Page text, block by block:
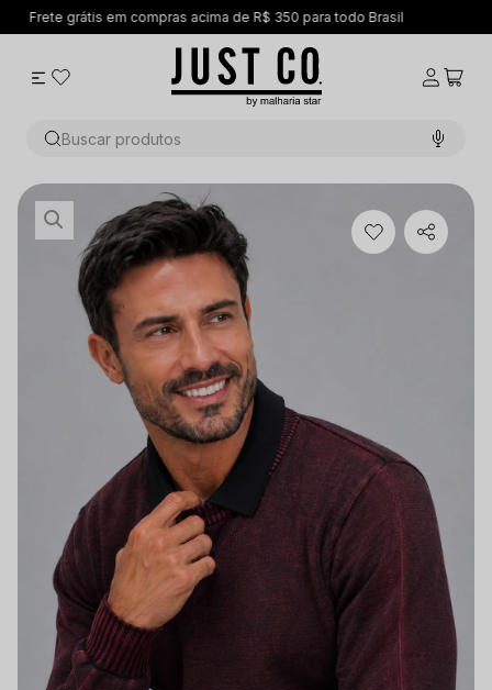
5% OFF no PIX
Buscar produtos